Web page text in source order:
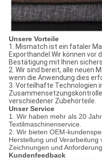
Unsere Vorteile
1. Mismatch ist ein fataler
Exporthandel.Wir können vor
Bestätigung mit Ihnen
2. Wir sind bereit, alle neuen
wenn die Anwendung dies
3. Vorteilhafte Technologien
verschiedener Zubehörteile.
Unser Service
1. Wir haben mehr als 20
Textilmaschinenservice.
2. Wir bieten OEM-
Herstellung und
Zeichnungen und
Kundenfeedback